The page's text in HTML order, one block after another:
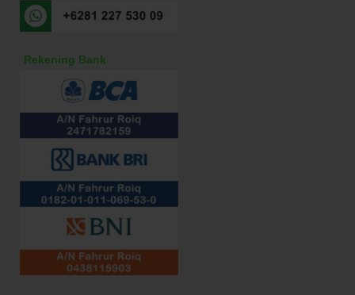
Rekening Bank